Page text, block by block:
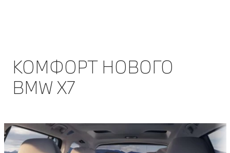
КОМФОРТ НОВОГО
BMW X7